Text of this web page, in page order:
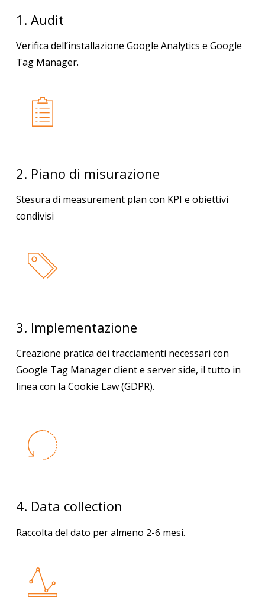
1. Audit
Verifica dell’installazione Google Analytics e Google
Tag Manager.
2. Piano di misurazione
Stesura di measurement plan con KPI e obiettivi
condivisi
3. Implementazione
Creazione pratica dei tracciamenti necessari con
Google Tag Manager client e server side, il tutto in
linea con la Cookie Law (GDPR).
4. Data collection
Raccolta del dato per almeno 2-6 mesi.